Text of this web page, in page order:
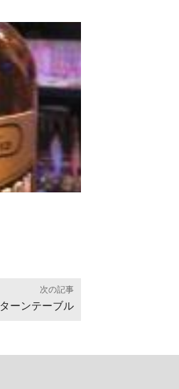
次の記事
ターンテーブル